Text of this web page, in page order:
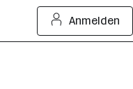
Anmelden